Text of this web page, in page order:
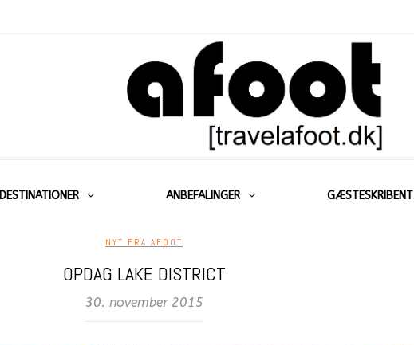
DESTINATIONER ANBEFALINGER GÆSTESKRIBENT
NYT FRA AFOOT
OPDAG LAKE DISTRICT
30. november 2015